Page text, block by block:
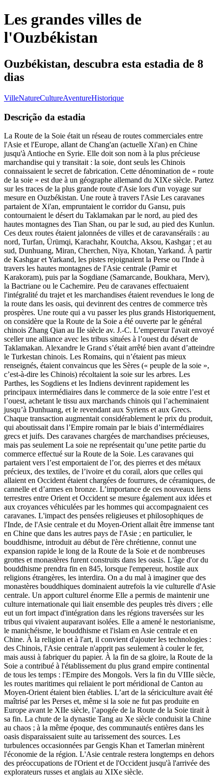
Les grandes villes de
l'Ouzbékistan
Ouzbékistan, descubra esta estadia de 8
dias
VilleNatureCultureAventureHistorique
Descrição da estadia
La Route de la Soie était un réseau de routes commerciales entre
l'Asie et l'Europe, allant de Chang'an (actuelle Xi'an) en Chine
jusqu'à Antioche en Syrie. Elle doit son nom à la plus précieuse
marchandise qui y transitait : la soie, dont seuls les Chinois
connaissaient le secret de fabrication. Cette dénomination de « route
de la soie » est due à un géographe allemand du XIXe siècle. Partez
sur les traces de la plus grande route d'Asie lors d'un voyage sur
mesure en Ouzbékistan. Une route à travers l'Asie Les caravanes
partaient de Xi'an, empruntaient le corridor du Gansu, puis
contournaient le désert du Taklamakan par le nord, au pied des
hautes montagnes des Tian Shan, ou par le sud, au pied des Kunlun.
Ces deux routes étaient jalonnées de villes et de caravansérails : au
nord, Turfan, Ürümqi, Karachahr, Koutcha, Aksou, Kashgar ; et au
sud, Dunhuang, Miran, Cherchen, Niya, Khotan, Yarkand. À partir
de Kashgar et Yarkand, les pistes rejoignaient la Perse ou l'Inde à
travers les hautes montagnes de l'Asie centrale (Pamir et
Karakoram), puis par la Sogdiane (Samarcande, Boukhara, Merv),
la Bactriane ou le Cachemire. Peu de caravanes effectuaient
l'intégralité du trajet et les marchandises étaient revendues le long de
la route dans les oasis, qui devinrent des centres de commerce très
prospères. Une route qui a vu passer les plus grands Historiquement,
on considère que la Route de la Soie a été ouverte par le général
chinois Zhang Qian au IIe siècle av. J.-C. L’empereur l'avait envoyé
sceller une alliance avec les tribus situées à l’ouest du désert de
Taklamakan. Alexandre le Grand s’était arrêté bien avant d’atteindre
le Turkestan chinois. Les Romains, qui n’étaient pas mieux
renseignés, étaient convaincus que les Sères (« peuple de la soie »,
c’est-à-dire les Chinois) récoltaient la soie sur les arbres. Les
Parthes, les Sogdiens et les Indiens devinrent rapidement les
principaux intermédiaires dans le commerce de la soie entre l’est et
l’ouest, achetant le tissu aux marchands chinois qui l’acheminaient
jusqu’à Dunhuang, et le revendant aux Syriens et aux Grecs.
Chaque transaction augmentait considérablement le prix du produit,
qui aboutissait dans l’Empire romain par le biais d’intermédiaires
grecs et juifs. Des caravanes chargées de marchandises précieuses,
mais pas seulement La soie ne représentait qu’une petite partie du
commerce effectué sur la Route de la Soie. Les caravanes qui
partaient vers l’est emportaient de l’or, des pierres et des métaux
précieux, des textiles, de l’ivoire et du corail, alors que celles qui
allaient en Occident étaient chargées de fourrures, de céramiques, de
cannelle et d’armes en bronze. L’importance de ces nouveaux liens
terrestres entre Orient et Occident se mesure également aux idées et
aux croyances véhiculées par les hommes qui accompagnaient ces
caravanes. L'impact des pensées religieuses et philosophiques de
l'Inde, de l'Asie centrale et du Moyen-Orient allait être immense tant
en Chine que dans les autres pays de l'Asie ; en particulier, le
bouddhisme, introduit au début de l'ère chrétienne, connut une
expansion rapide le long de la Route de la Soie et de nombreuses
grottes et monastères furent construits dans les oasis. L'âge d'or du
bouddhisme prendra fin en 845, lorsque l'empereur, hostile aux
religions étrangères, les interdira. On a du mal à imaginer que des
monastères bouddhiques dominaient autrefois la vie culturelle d'Asie
centrale. Un apport culturel énorme Elle a permis de maintenir une
culture internationale qui liait ensemble des peuples très divers ; elle
eut un fort impact d'intégration dans les régions traversées sur les
tribus qui vivaient auparavant isolées. Elle a amené le nestorianisme,
le manichéisme, le bouddhisme et l'islam en Asie centrale et en
Chine. À la religion et à l'art, il convient d'ajouter les technologies :
des Chinois, l'Asie centrale n'apprit pas seulement à couler le fer,
mais aussi à fabriquer du papier. À la fin de sa gloire, la Route de la
Soie a contribué à l'établissement du plus grand empire continental
de tous les temps : l'Empire des Mongols. Vers la fin du VIIIe siècle,
les routes maritimes qui reliaient le port méridional de Canton au
Moyen-Orient étaient bien établies. L’art de la sériciculture avait été
maîtrisé par les Perses et, même si la soie ne fut pas produite en
Europe avant le XIIe siècle, l’apogée de la Route de la Soie tirait à
sa fin. La chute de la dynastie Tang au Xe siècle conduisit la Chine
au chaos ; à la même époque, des communautés entières dans les
oasis disparaissaient suite au tarissement des sources. Les
turbulences occasionnées par Gengis Khan et Tamerlan minèrent
l'économie de la région. L'Asie centrale restera longtemps en dehors
des préoccupations de l'Orient et de l'Occident jusqu'à l'arrivée des
explorateurs russes et anglais au XIXe siècle.